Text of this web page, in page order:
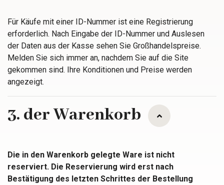
Für Käufe mit einer ID-Nummer ist eine Registrierung
erforderlich. Nach Eingabe der ID-Nummer und Auslesen
der Daten aus der Kasse sehen Sie Großhandelspreise.
Melden Sie sich immer an, nachdem Sie auf die Site
gekommen sind. Ihre Konditionen und Preise werden
angezeigt.
3. der Warenkorb
Die in den Warenkorb gelegte Ware ist nicht
reserviert. Die Reservierung wird erst nach
Bestätigung des letzten Schrittes der Bestellung